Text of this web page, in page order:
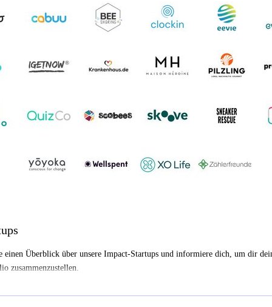
einen Überblick über unsere Impact-Startups und informiere dich, um dir
zusammenzustellen.